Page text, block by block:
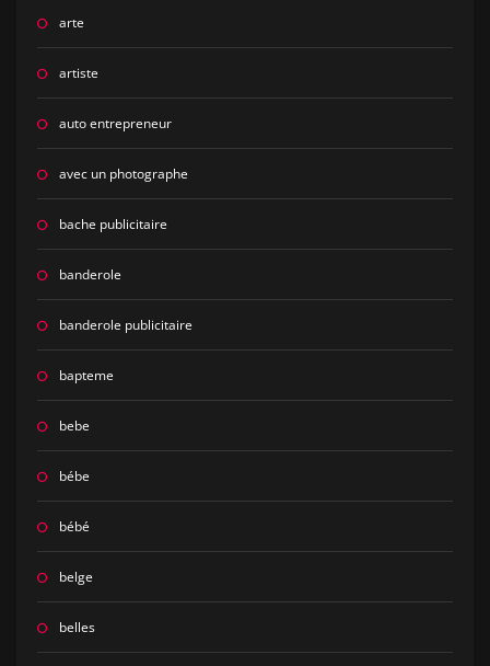
arte
artiste
auto entrepreneur
avec un photographe
bache publicitaire
banderole
banderole publicitaire
bapteme
bebe
bébe
bébé
belge
belles